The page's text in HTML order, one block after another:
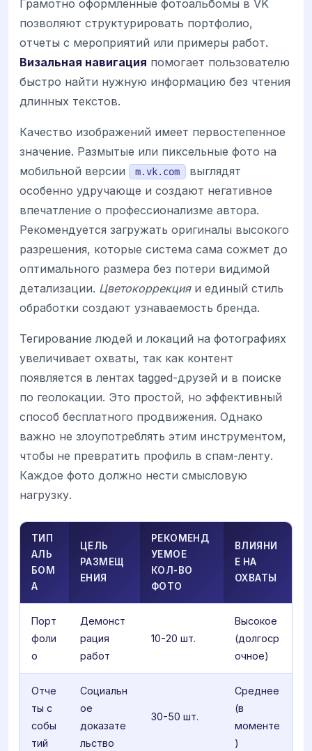
Грамотно оформленные фотоальбомы в VK
позволяют структурировать портфолио,
отчеты с мероприятий или примеры работ.
Визальная навигация помогает пользователю
быстро найти нужную информацию без чтения
длинных текстов.
Качество изображений имеет первостепенное
значение. Размытые или пиксельные фото на
мобильной версии
m.vk.com
выглядят
особенно удручающе и создают негативное
впечатление о профессионализме автора.
Рекомендуется загружать оригиналы высокого
разрешения, которые система сама сожмет до
оптимального размера без потери видимой
детализации. Цветокоррекцияи единый стиль
обработки создают узнаваемость бренда.
Тегирование людей и локаций на фотографиях
увеличивает охваты, так как контент
появляется в лентах tagged-друзей и в поиске
по геолокации. Это простой, но эффективный
способ бесплатного продвижения. Однако
важно не злоупотреблять этим инструментом,
чтобы не превратить профиль в спам-ленту.
Каждое фото должно нести смысловую
нагрузку.
ТИП
АЛЬ
БОМ
А
ЦЕЛЬ
РАЗМЕЩ
ЕНИЯ
РЕКОМЕНД
УЕМОЕ
КОЛ-ВО
ФОТО
ВЛИЯНИ
Е НА
ОХВАТЫ
Порт
фоли
о
Демонст
рация
работ
10-20 шт.
Высокое
(долгоср
очное)
Отче
ты с
собы
тий
Социальн
ое
доказате
льство
30-50 шт.
Среднее
(в
моменте
)